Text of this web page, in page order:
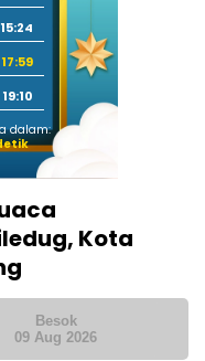
15:24
17:59
19:10
dalam:
Kota
Besok
09 Aug 2026